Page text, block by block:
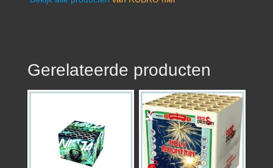
Gerelateerde producten